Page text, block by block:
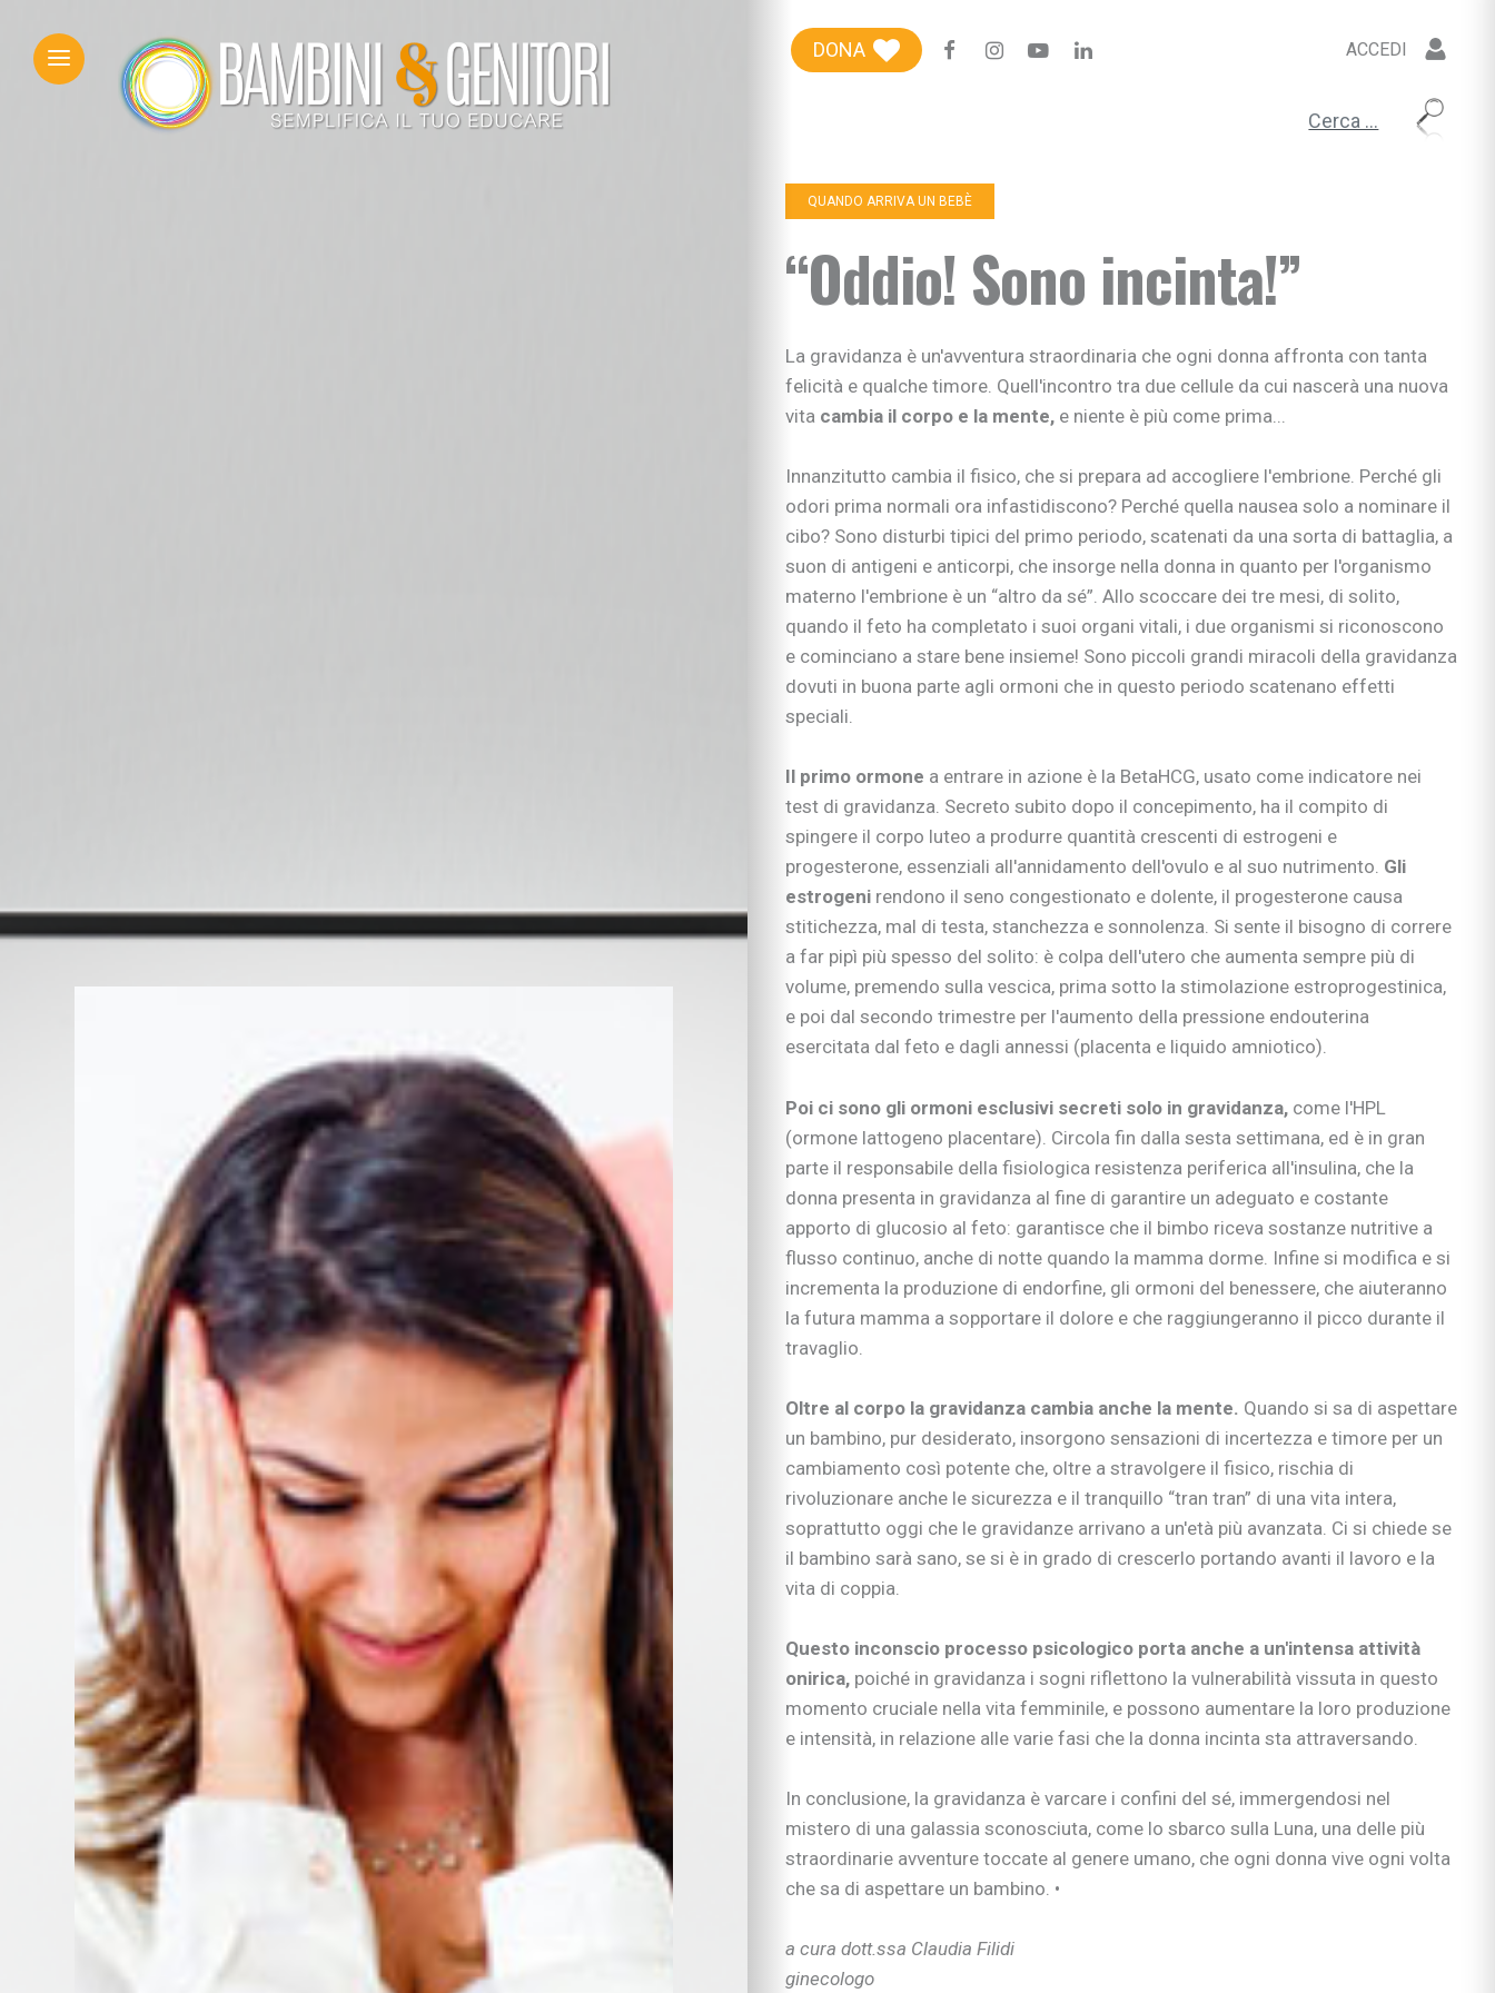
Blog genitori
Centro Famiglie
+100Extra
+100Kids
Chi siamo
Sostieni
IN EVIDENZA
Figli in crescita
Adolescenza
Figli con bisogni speciali
Neonati e prima infanzia
Sviluppo psicomotorio
Linguaggio
I consigli dei pedagogisti
Imparare divertendosi
Scarabocchi e disegni
Consigli di lettura
Tempo libero
Vivere la famiglia
Lo spazio d’ascolto
Quando arriva un bebè
Rapporto genitori-figli
Nipoti e nonni
Vivere con cani, gatti & co.
Sicurezza dentro e fuori casa
Natale insieme
Tradizioni in cucina
Imparare divertendosi
Proposte per famiglie
A “tu per tu” con…
Educazione e regole
Educare al digitale
DONA ACCEDI
Ricerca per:
QUANDO ARRIVA UN BEBÈ
“Oddio! Sono incinta!”
La gravidanza è un'avventura straordinaria che ogni donna affronta con tanta
felicità e qualche timore. Quell'incontro tra due cellule da cui nascerà una nuova
vitacambia il corpo e la mente,e niente è più come prima...
Innanzitutto cambia il fisico, che si prepara ad accogliere l'embrione. Perché gli
odori prima normali ora infastidiscono? Perché quella nausea solo a nominare il
cibo? Sono disturbi tipici del primo periodo, scatenati da una sorta di battaglia, a
suon di antigeni e anticorpi, che insorge nella donna in quanto per l'organismo
materno l'embrione è un “altro da sé”. Allo scoccare dei tre mesi, di solito,
quando il feto ha completato i suoi organi vitali, i due organismi si riconoscono
e cominciano a stare bene insieme! Sono piccoli grandi miracoli della gravidanza
dovuti in buona parte agli ormoni che in questo periodo scatenano effetti
speciali.
Il primo ormone a entrare in azione è la BetaHCG, usato come indicatore nei
test di gravidanza. Secreto subito dopo il concepimento, ha il compito di
spingere il corpo luteo a produrre quantità crescenti di estrogeni e
progesterone, essenziali all'annidamento dell'ovulo e al suo nutrimento. Gli
estrogenirendono il seno congestionato e dolente, il progesterone causa
stitichezza, mal di testa, stanchezza e sonnolenza. Si sente il bisogno di correre
a far pipì più spesso del solito: è colpa dell'utero che aumenta sempre più di
volume, premendo sulla vescica, prima sotto la stimolazione estroprogestinica,
e poi dal secondo trimestre per l'aumento della pressione endouterina
esercitata dal feto e dagli annessi (placenta e liquido amniotico).
Poi ci sono gli ormoni esclusivi secreti solo in gravidanza,come l'HPL
(ormone lattogeno placentare). Circola fin dalla sesta settimana, ed è in gran
parte il responsabile della fisiologica resistenza periferica all'insulina, che la
donna presenta in gravidanza al fine di garantire un adeguato e costante
apporto di glucosio al feto: garantisce che il bimbo riceva sostanze nutritive a
flusso continuo, anche di notte quando la mamma dorme. Infine si modifica e si
incrementa la produzione di endorfine, gli ormoni del benessere, che aiuteranno
la futura mamma a sopportare il dolore e che raggiungeranno il picco durante il
travaglio.
Oltre al corpo la gravidanza cambia anche la mente. Quando si sa di aspettare
un bambino, pur desiderato, insorgono sensazioni di incertezza e timore per un
cambiamento così potente che, oltre a stravolgere il fisico, rischia di
rivoluzionare anche le sicurezza e il tranquillo “tran tran” di una vita intera,
soprattutto oggi che le gravidanze arrivano a un'età più avanzata. Ci si chiede se
il bambino sarà sano, se si è in grado di crescerlo portando avanti il lavoro e la
vita di coppia.
Questo inconscio processo psicologico porta anche a un'intensa attività
onirica,poiché in gravidanza i sogni riflettono la vulnerabilità vissuta in questo
momento cruciale nella vita femminile, e possono aumentare la loro produzione
e intensità, in relazione alle varie fasi che la donna incinta sta attraversando.
In conclusione, la gravidanza è varcare i confini del sé, immergendosi nel
mistero di una galassia sconosciuta, come lo sbarco sulla Luna, una delle più
straordinarie avventure toccate al genere umano, che ogni donna vive ogni volta
che sa di aspettare un bambino. •
a cura dott.ssa Claudia Filidi
ginecologo